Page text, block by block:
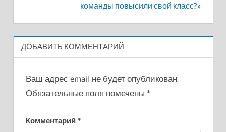
команды повысили свой класс?»
ДОБАВИТЬ КОММЕНТАРИЙ
Ваш адрес email не будет опубликован.
Обязательные поля помечены *
Комментарий *